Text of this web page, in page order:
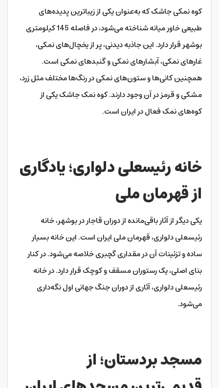
کوه نمکی جاشک که به‌عنوان یکی از زیباترین پدیده‌های
طبیعی خاور میانه شناخته می‌شود، در فاصله 145 کیلومتری
بوشهر قرار دارد. این جاذبه دیدنی، پر از یخچال‌های نمکی،
غارهای نمکی، آبشارهای نمکی و گنبدهای نمکی است.
همچنین کانی‌ها و ستون‌های نمکی در رنگ‌ها مختلف مثل زرد،
مشکی و قرمز در آن وجود دارند. کوه نمک جاشک یکی از
کوه‌های نمک فعال در ایران است.
خانه رئیسعلی دلواری؛ یادگاری
از قهرمان ملی
یکی دیگر از آثار باقی‌مانده از دوران قاجار در بوشهر، خانه
رئیسعلی دلواری، قهرمان ملی ایران است. این خانه بسیار
ساده و تزئینات آن در مقداری گچبری خلاصه می‌شود. در کنار
بنای اصلی، یک رستوران مسقف و کوچک قرار دارد. در خانه
رئیسعلی دلواری، آثاری از دوران جنگ جهانی اول نگه‌داری
می‌شود.
مسجد بردستان؛ از